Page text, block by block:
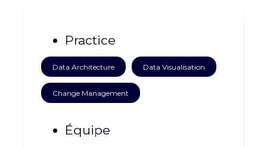
À PROPOS
CARRIÈRE
Practice
Data Architecture Data Visualisation
Change Management
Équipe